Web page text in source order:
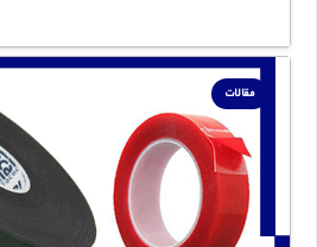
مقالات